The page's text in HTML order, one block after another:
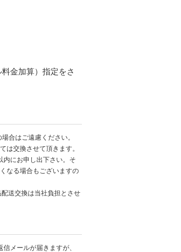
金加算）指定をさ
合はご遠慮ください。
は交換させて頂きます。
内にお申し出下さい。そ
なる場合もございますの
送交換は当社負担とさせ
メールが届きますが、